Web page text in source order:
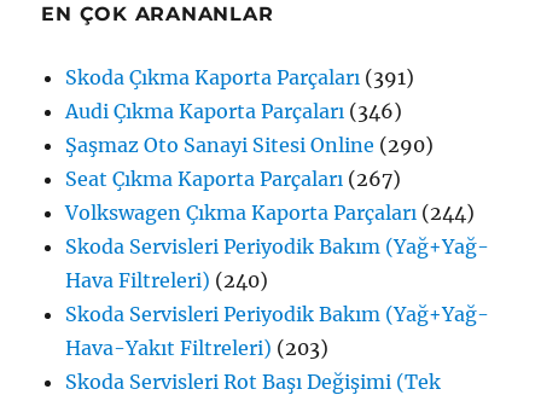
EN ÇOK ARANANLAR
Skoda Çıkma Kaporta Parçaları (391)
Audi Çıkma Kaporta Parçaları (346)
Şaşmaz Oto Sanayi Sitesi Online (290)
Seat Çıkma Kaporta Parçaları (267)
Volkswagen Çıkma Kaporta Parçaları (244)
Skoda Servisleri Periyodik Bakım (Yağ+Yağ-
Hava Filtreleri) (240)
Skoda Servisleri Periyodik Bakım (Yağ+Yağ-
Hava-Yakıt Filtreleri) (203)
Skoda Servisleri Rot Başı Değişimi (Tek